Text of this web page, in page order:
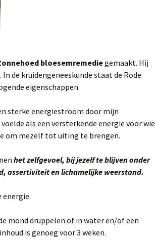
bloesemremediegemaakt. Hij
de kruidengeneeskunde staat de Rode
eigenschappen.
sterke energiestroom door mijn
als een versterkende energie voor wie
om mezelf tot uiting te brengen.
het zelfgevoel, bij jezelf te blijven onder
assertiviteit en lichamelijke weerstand.
energie.
mond druppelen of in water en/of een
is genoeg voor 3 weken.